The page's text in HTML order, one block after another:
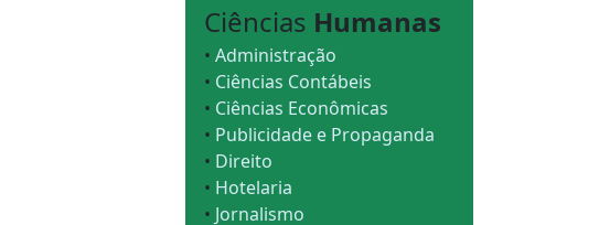
Ciências Humanas
• Administração
• Ciências Contábeis
• Ciências Econômicas
• Publicidade e Propaganda
• Direito
• Hotelaria
• Jornalismo